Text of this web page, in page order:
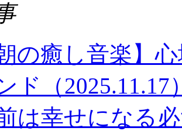
朝の癒し音楽】
ド（2025.11.17
前は